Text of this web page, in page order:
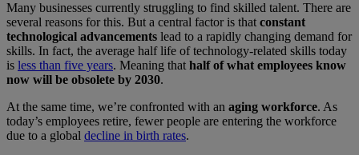
Many businesses currently struggling to find skilled talent. There are
several reasons for this. But a central factor is that constant
technological advancements lead to a rapidly changing demand for
skills. In fact, the average half life of technology-related skills today
is less than five years. Meaning that half of what employees know
now will be obsolete by 2030.
At the same time, we’re confronted with an aging workforce. As
today’s employees retire, fewer people are entering the workforce
due to a global decline in birth rates.